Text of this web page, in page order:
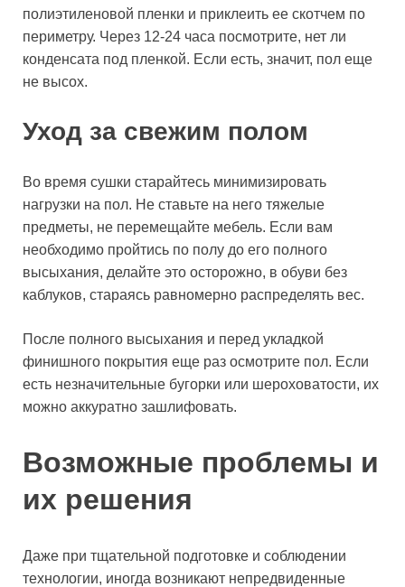
полиэтиленовой пленки и приклеить ее скотчем по
периметру. Через 12-24 часа посмотрите, нет ли
конденсата под пленкой. Если есть, значит, пол еще
не высох.
Уход за свежим полом
Во время сушки старайтесь минимизировать
нагрузки на пол. Не ставьте на него тяжелые
предметы, не перемещайте мебель. Если вам
необходимо пройтись по полу до его полного
высыхания, делайте это осторожно, в обуви без
каблуков, стараясь равномерно распределять вес.
После полного высыхания и перед укладкой
финишного покрытия еще раз осмотрите пол. Если
есть незначительные бугорки или шероховатости, их
можно аккуратно зашлифовать.
Возможные проблемы и
их решения
Даже при тщательной подготовке и соблюдении
технологии, иногда возникают непредвиденные